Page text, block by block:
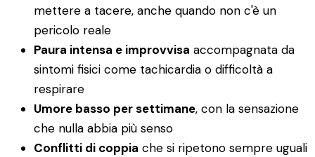
mettere a tacere, anche quando non c'è un
pericolo reale
Paura intensa e improvvisa accompagnata da
sintomi fisici come tachicardia o difficoltà a
respirare
Umore basso per settimane, con la sensazione
che nulla abbia più senso
Conflitti di coppia che si ripetono sempre uguali